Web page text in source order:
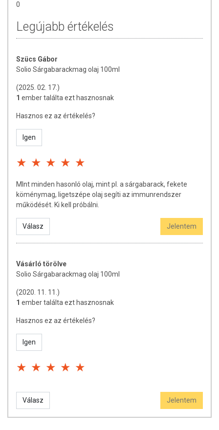
0
Legújabb értékelés
Szücs Gábor
Solio Sárgabarackmag olaj 100ml
(2025. 02. 17.)
1 ember találta ezt hasznosnak
Hasznos ez az értékelés?
Igen
MInt minden hasonló olaj, mint pl. a sárgabarack, fekete
köménymag, ligetszépe olaj segíti az immunrendszer
működését. Ki kell próbálni.
Válasz Jelentem
Vásárló törölve
Solio Sárgabarackmag olaj 100ml
(2020. 11. 11.)
1 ember találta ezt hasznosnak
Hasznos ez az értékelés?
Igen
Válasz Jelentem